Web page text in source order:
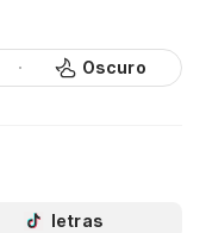
Oscuro
letras